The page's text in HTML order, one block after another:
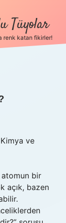
Tüyolar
renk katan fikirler!
ve
atomun bir
açık, bazen